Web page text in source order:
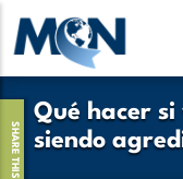
Pasar
contenido
principalQué hacer
siendo
SHARE THIS